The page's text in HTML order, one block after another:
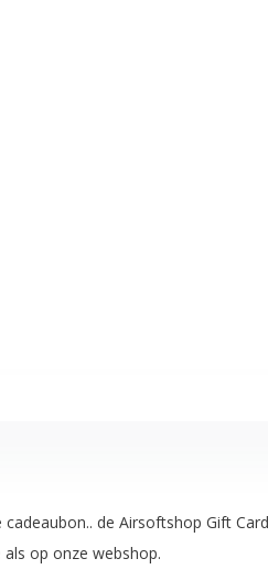
de Airsoftshop Gift
op onze webshop.